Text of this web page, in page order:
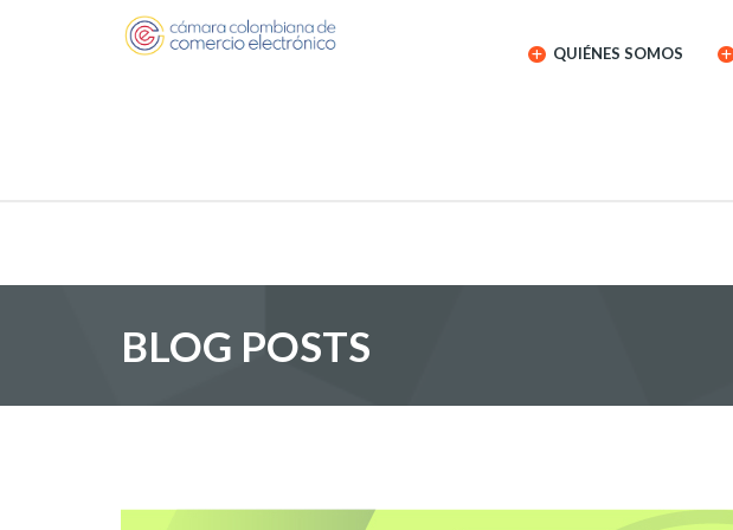
QUIÉNES SOMOS
BLOG POSTS